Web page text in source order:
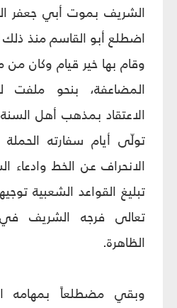
اضطلع أبو القاسم منذ ذلك
وقام بها خير قيام وكان من
المضاعفة، بنحو ملفت
الاعتقاد بمذهب أهل
تولّى أيام سفارته
الانحراف عن الخط وادعاء
تبليغ القواعد الشعبية
تعالى فرجه الشريف
الظاهرة.
وبقي مضطلعاً بمهامه